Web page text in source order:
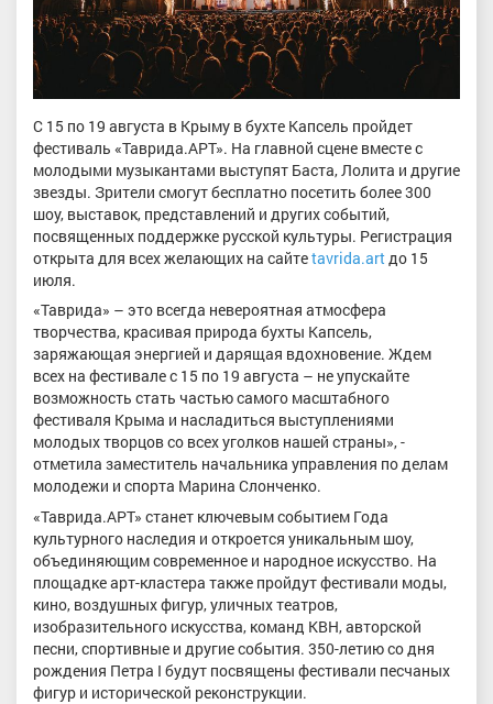
С 15 по 19 августа в Крыму в бухте Капсель пройдет
фестиваль «Таврида.АРТ». На главной сцене вместе с
молодыми музыкантами выступят Баста, Лолита и другие
звезды. Зрители смогут бесплатно посетить более 300
шоу, выставок, представлений и других событий,
посвященных поддержке русской культуры. Регистрация
открыта для всех желающих на сайтеtavrida.art до 15
июля.
«Таврида» – это всегда невероятная атмосфера
творчества, красивая природа бухты Капсель,
заряжающая энергией и дарящая вдохновение. Ждем
всех на фестивале с 15 по 19 августа – не упускайте
возможность стать частью самого масштабного
фестиваля Крыма и насладиться выступлениями
молодых творцов со всех уголков нашей страны», -
отметила заместитель начальника управления по делам
молодежи и спорта Марина Слонченко.
«Таврида.АРТ» станет ключевым событием Года
культурного наследия и откроется уникальным шоу,
объединяющим современное и народное искусство. На
площадке арт-кластера также пройдут фестивали моды,
кино, воздушных фигур, уличных театров,
изобразительного искусства, команд КВН, авторской
песни, спортивные и другие события. 350-летию со дня
рождения Петра I будут посвящены фестивали песчаных
фигур и исторической реконструкции.